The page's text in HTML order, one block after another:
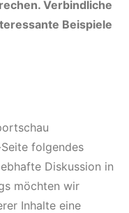
Verbindliche
Beispiele
folgendes
Diskussion in
möchten wir
Inhalte eine